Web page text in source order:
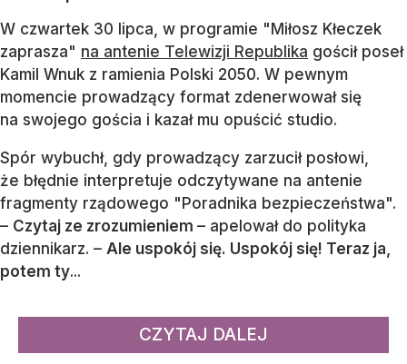
W czwartek 30 lipca, w programie "Miłosz Kłeczek
zaprasza" na antenie Telewizji Republika gościł poseł
Kamil Wnuk z ramienia Polski 2050. W pewnym
momencie prowadzący format zdenerwował się
na swojego gościa i kazał mu opuścić studio.
Spór wybuchł, gdy prowadzący zarzucił posłowi,
że błędnie interpretuje odczytywane na antenie
fragmenty rządowego "Poradnika bezpieczeństwa".
– Czytaj ze zrozumieniem – apelował do polityka
dziennikarz. – Ale uspokój się. Uspokój się! Teraz ja,
potem ty...
CZYTAJ DALEJ